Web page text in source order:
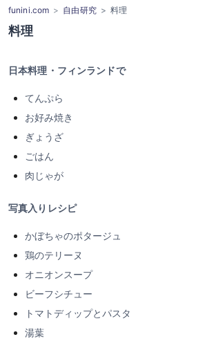
funini.com 自由研究 料理
料理
日本料理・フィンランドで
てんぷら
お好み焼き
ぎょうざ
ごはん
肉じゃが
写真入りレシピ
かぼちゃのポタージュ
鶏のテリーヌ
オニオンスープ
ビーフシチュー
トマトディップとパスタ
湯葉